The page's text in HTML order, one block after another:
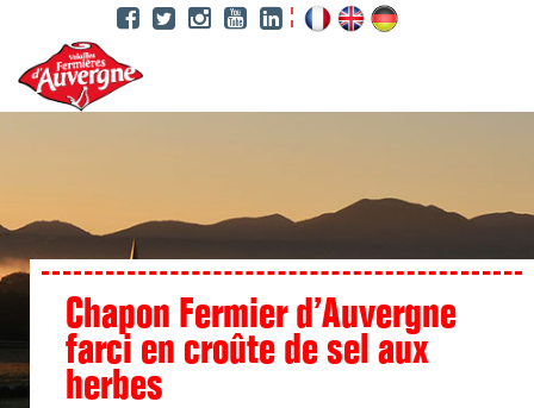
contenu
principal
Chapon Fermier d’Auvergne
farci en croûte de sel aux
herbes